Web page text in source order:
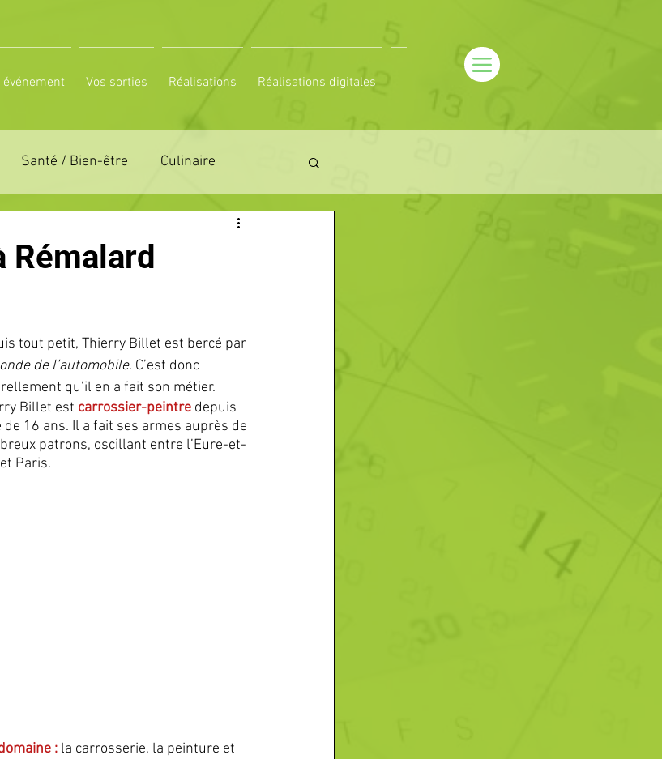
Vos sorties Réalisations Réalisations digitales
Santé / Bien-être Culinaire
Rémalard
tout petit, Thierry Billet est bercé par
de l’automobile. C’est donc
qu’il en a fait son métier.
Billet est carrossier-peintre depuis
de 16 ans. Il a fait ses armes auprès de
patrons, oscillant entre l’Eure-et-
Paris.
: la carrosserie, la peinture et